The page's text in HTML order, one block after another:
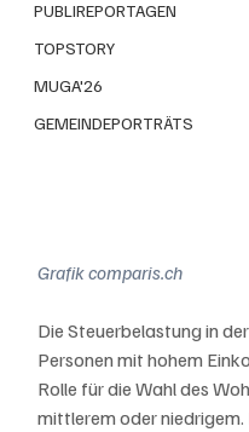
PUBLIREPORTAGEN
TOPSTORY
MUGA'26
GEMEINDEPORTRÄTS
Grafik comparis.ch
Die Steuerbelastung in
Personen mit hohem
Rolle für die Wahl des
mittlerem oder